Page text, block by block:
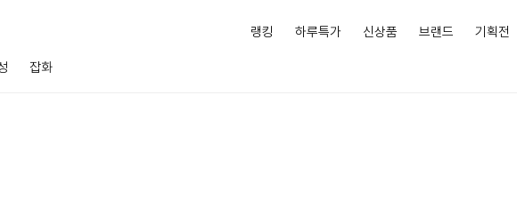
잡화
랭킹 하루특가 신상품 브랜드 기획전